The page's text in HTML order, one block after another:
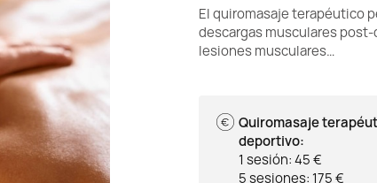
El quiromasaje terapéutico
descargas musculares
lesiones musculares…
Quiromasaje
deportivo:
1 sesión: 45 €
5 sesiones: 175 €